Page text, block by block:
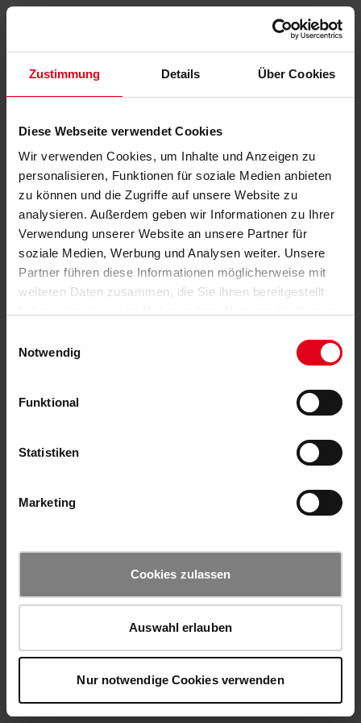
Zustimmung Details Über Cookies
Diese Webseite verwendet Cookies
Wir verwenden Cookies, um Inhalte und Anzeigen zu
personalisieren, Funktionen für soziale Medien anbieten
zu können und die Zugriffe auf unsere Website zu
analysieren. Außerdem geben wir Informationen zu Ihrer
Verwendung unserer Website an unsere Partner für
soziale Medien, Werbung und Analysen weiter. Unsere
Partner führen diese Informationen möglicherweise mit
weiteren Daten zusammen, die Sie ihnen bereitgestellt
Notwendig
Funktional
Statistiken
Marketing
Cookies zulassen
Auswahl erlauben
Nur notwendige Cookies verwenden